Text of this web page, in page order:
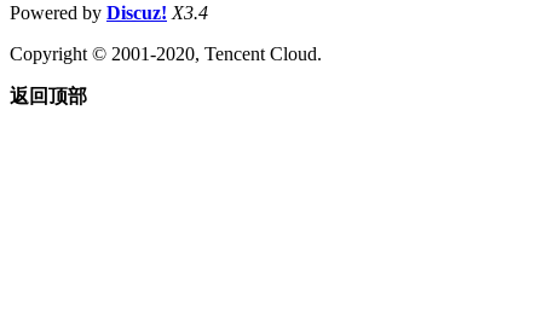
Powered by Discuz! X3.4
Copyright © 2001-2020, Tencent Cloud.
返回顶部